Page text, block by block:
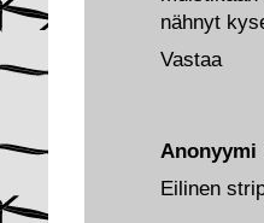
Anonyymi
Eilinen
nähnyt
Vastaa